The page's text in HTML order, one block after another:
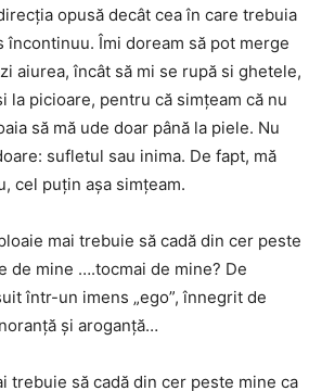
opusă decât cea în care trebuia
încontinuu. Îmi doream să pot merge
aiurea, încât să mi se rupă si ghetele,
la picioare, pentru că simțeam că nu
să mă ude doar până la piele. Nu
sufletul sau inima. De fapt, mă
cel puțin așa simțeam.
mai trebuie să cadă din cer peste
de mine ….tocmai de mine? De
într-un imens „ego”, înnegrit de
și aroganță…
trebuie să cadă din cer peste mine ca